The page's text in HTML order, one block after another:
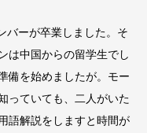
バーが卒業しました。そ
は中国からの留学生でし
備を始めましたが。モー
っていても、二人がいた
語解説をしますと時間が